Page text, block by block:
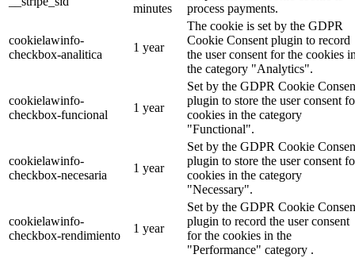
minutes
process payments.
cookielawinfo-
checkbox-analitica
1 year
The cookie is set by the GDPR
Cookie Consent plugin to record
the user consent for the cookies
the category "Analytics".
cookielawinfo-
checkbox-funcional
1 year
Set by the GDPR Cookie
plugin to store the user consent
cookies in the category
"Functional".
cookielawinfo-
checkbox-necesaria
1 year
Set by the GDPR Cookie
plugin to store the user consent
cookies in the category
"Necessary".
cookielawinfo-
checkbox-rendimiento
1 year
Set by the GDPR Cookie
plugin to record the user consent
for the cookies in the
"Performance" category .